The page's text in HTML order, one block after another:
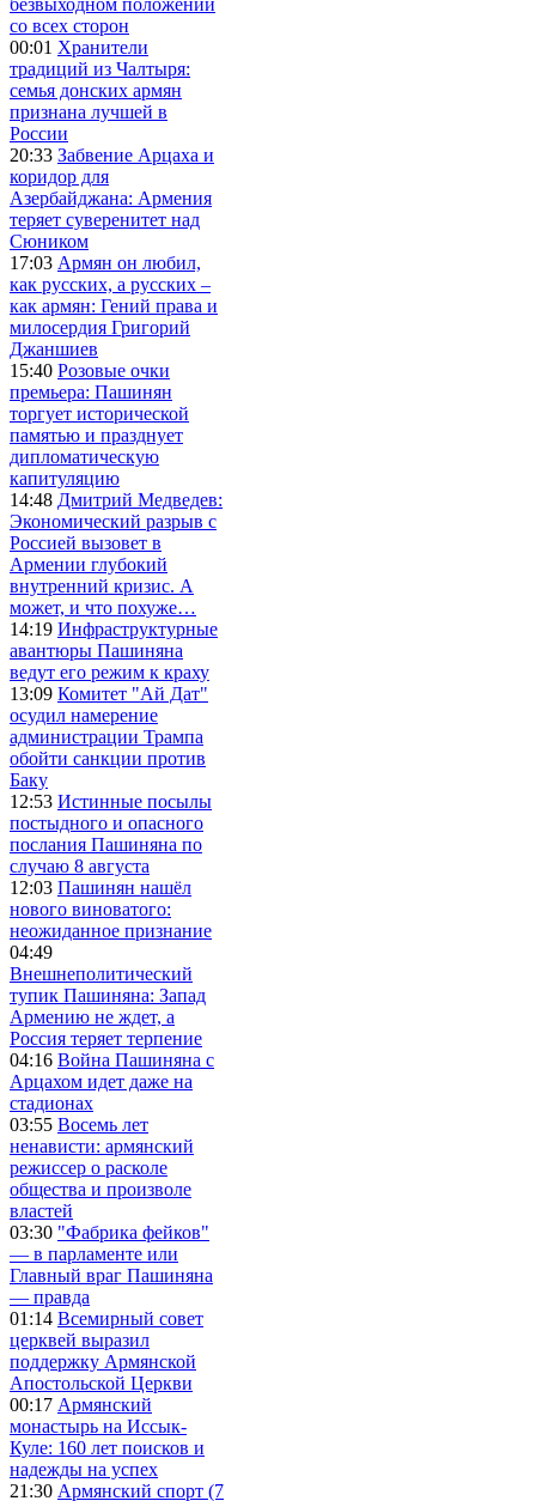
со всех сторон
00:01 Хранители
традиций из Чалтыря:
семья донских армян
признана лучшей в
России
20:33 Забвение Арцаха и
коридор для
Азербайджана: Армения
теряет суверенитет над
Сюником
17:03 Армян он любил,
как русских, а русских –
как армян: Гений права и
милосердия Григорий
Джаншиев
15:40 Розовые очки
премьера: Пашинян
торгует исторической
памятью и празднует
дипломатическую
капитуляцию
14:48 Дмитрий Медведев:
Экономический разрыв с
Россией вызовет в
Армении глубокий
внутренний кризис. А
может, и что похуже…
14:19 Инфраструктурные
авантюры Пашиняна
ведут его режим к краху
13:09 Комитет "Ай Дат"
осудил намерение
администрации Трампа
обойти санкции против
Баку
12:53 Истинные посылы
постыдного и опасного
послания Пашиняна по
случаю 8 августа
12:03 Пашинян нашёл
нового виноватого:
неожиданное признание
04:49
Внешнеполитический
тупик Пашиняна: Запад
Армению не ждет, а
Россия теряет терпение
04:16 Война Пашиняна с
Арцахом идет даже на
стадионах
03:55 Восемь лет
ненависти: армянский
режиссер о расколе
общества и произволе
властей
03:30 "Фабрика фейков"
— в парламенте или
Главный враг Пашиняна
— правда
01:14 Всемирный совет
церквей выразил
поддержку Армянской
Апостольской Церкви
00:17 Армянский
монастырь на Иссык-
Куле: 160 лет поисков и
надежды на успех
21:30 Армянский спорт (7